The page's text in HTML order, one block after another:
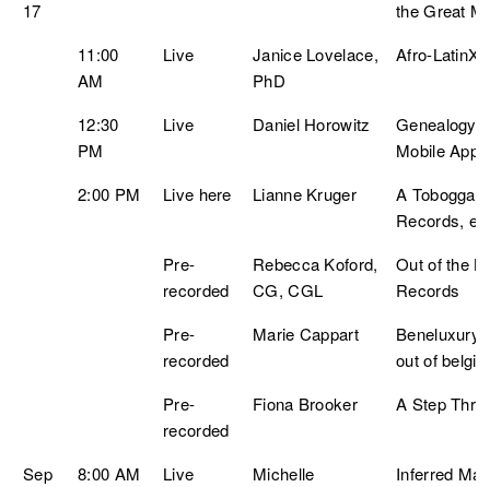
17
the Great
11:00
AM
Live
Janice Lovelace,
PhD
Afro-LatinX
12:30
PM
Live Daniel Horowitz
Genealogy
Mobile App
2:00 PM
Live here Lianne Kruger
A
Records,
Pre-
recorded
Rebecca Koford,
CG, CGL
Out of the
Records
Pre-
recorded
Marie Cappart
Beneluxury
out of
Pre-
recorded
Fiona Brooker A Step
Sep
8:00 AM Live
Michelle
Inferred